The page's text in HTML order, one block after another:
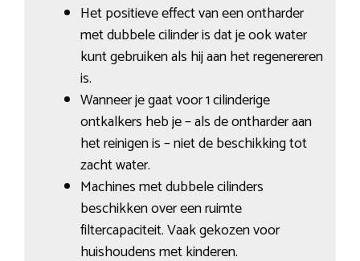
Het positieve effect van een ontharder
met dubbele cilinder is dat je ook water
kunt gebruiken als hij aan het regenereren
is.
Wanneer je gaat voor 1 cilinderige
ontkalkers heb je – als de ontharder aan
het reinigen is – niet de beschikking tot
zacht water.
Machines met dubbele cilinders
beschikken over een ruimte
filtercapaciteit. Vaak gekozen voor
huishoudens met kinderen.